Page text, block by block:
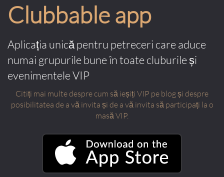
Clubbable app
Aplicația unică pentru petreceri care aduce
numai grupurile bune în toate cluburile și
evenimentele VIP
Citiți mai multe despre cum să ieșiți VIP pe blog și despre
posibilitatea de a vă invita și de a vă invita să participați la o
masă VIP.